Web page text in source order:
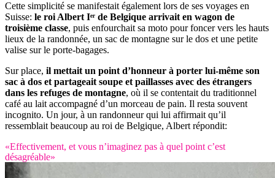
Cette simplicité se manifestait également lors de ses voyages en
Suisse: le roi Albert Iᵉʳ de Belgique arrivait en wagon de
troisième classe, puis enfourchait sa moto pour foncer vers les hauts
lieux de la randonnée, un sac de montagne sur le dos et une petite
valise sur le porte-bagages.
Sur place, il mettait un point d’honneur à porter lui-même son
sac à dos et partageait soupe et paillasses avec des étrangers
dans les refuges de montagne, où il se contentait du traditionnel
café au lait accompagné d’un morceau de pain. Il resta souvent
incognito. Un jour, à un randonneur qui lui affirmait qu’il
ressemblait beaucoup au roi de Belgique, Albert répondit:
«Effectivement, et vous n’imaginez pas à quel point c’est
désagréable»